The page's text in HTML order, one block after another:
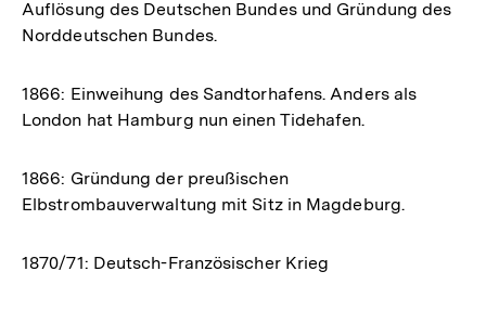
Auflösung des Deutschen Bundes und Gründung des
Norddeutschen Bundes.
1866: Einweihung des Sandtorhafens. Anders als
London hat Hamburg nun einen Tidehafen.
1866: Gründung der preußischen
Elbstrombauverwaltung mit Sitz in Magdeburg.
1870/71: Deutsch-Französischer Krieg